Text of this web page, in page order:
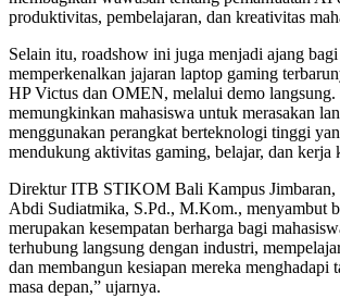
produktivitas, pembelajaran, dan kreativitas
Selain itu, roadshow ini juga menjadi ajang
memperkenalkan jajaran laptop gaming
HP Victus dan OMEN, melalui demo
memungkinkan mahasiswa untuk merasakan
menggunakan perangkat berteknologi tinggi
mendukung aktivitas gaming, belajar, dan kerja
Direktur ITB STIKOM Bali Kampus Jimbaran,
Abdi Sudiatmika, S.Pd., M.Kom., menyambut
merupakan kesempatan berharga bagi
terhubung langsung dengan industri,
dan membangun kesiapan mereka menghadapi
masa depan,” ujarnya.